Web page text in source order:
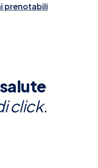
prenotabili
click.